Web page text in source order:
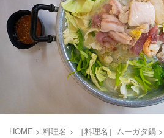
HOME > 料理名 > ［料理名］ムーガタ鍋 >